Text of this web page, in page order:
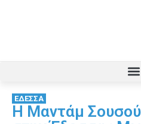
ΕΔΕΣΣΑ
Η Μαντάμ Σουσού